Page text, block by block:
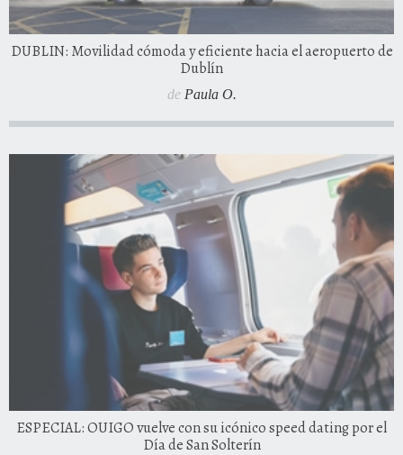
DUBLIN: Movilidad cómoda y eficiente hacia el aeropuerto de
Dublín
de Paula O.
ESPECIAL: OUIGO vuelve con su icónico speed dating por el
Día de San Solterín